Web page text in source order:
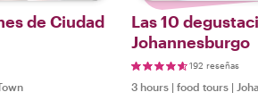
de Ciudad
Las 10
Johannesburgo
192 reseñas
3 hours | food tours |